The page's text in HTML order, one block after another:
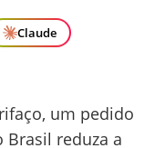
Claude
um pedido
Brasil reduza a